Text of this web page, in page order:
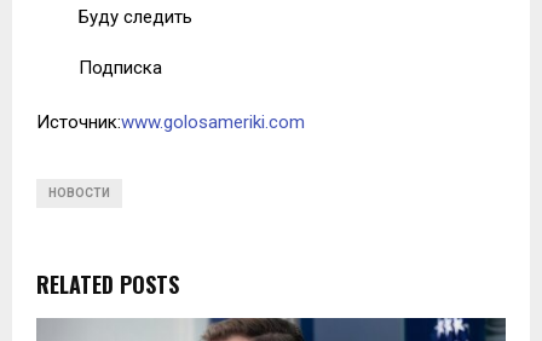
Буду следить
Подписка
Источник:www.golosameriki.com
НОВОСТИ
RELATED POSTS